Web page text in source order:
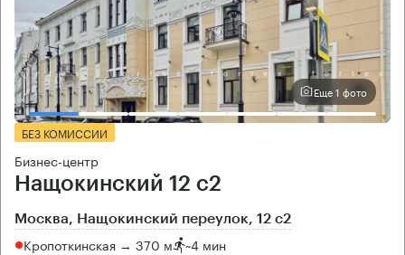
Еще 1 фото
БЕЗ КОМИССИИ
Бизнес-центр
Нащокинский 12 с2
Москва, Нащокинский переулок, 12 с2
Кропоткинская → 370 м ~4 мин